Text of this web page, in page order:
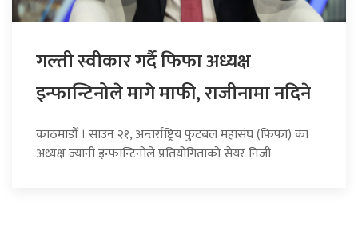
गल्ती स्वीकार गर्दै फिफा अध्यक्ष
इन्फान्टिनोले मागे माफी, राजीनामा नदिने
काठमाडौँ । साउन २१, अन्तर्राष्ट्रिय फुटबल महासंघ (फिफा) का
अध्यक्ष ज्यानी इन्फान्टिनोले प्रतियोगिताको सेयर निजी